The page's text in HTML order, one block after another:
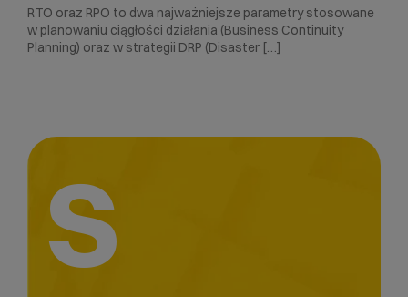
RTO oraz RPO to dwa najważniejsze parametry stosowane
w planowaniu ciągłości działania (Business Continuity
Planning) oraz w strategii DRP (Disaster […]
S